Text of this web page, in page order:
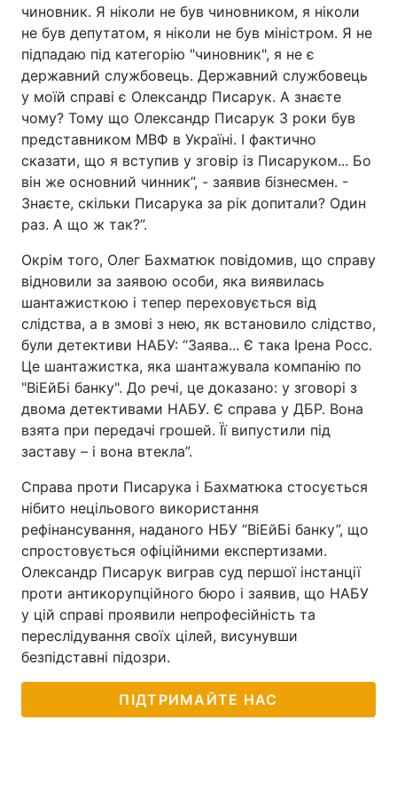
чиновник. Я ніколи не був чиновником, я ніколи
не був депутатом, я ніколи не був міністром. Я не
підпадаю під категорію "чиновник", я не є
державний службовець. Державний службовець
у моїй справі є Олександр Писарук. А знаєте
чому? Тому що Олександр Писарук 3 роки був
представником МВФ в Україні. І фактично
сказати, що я вступив у зговір із Писаруком... Бо
він же основний чинник”, - заявив бізнесмен. -
Знаєте, скільки Писарука за рік допитали? Один
раз. А що ж так?”.
Окрім того, Олег Бахматюк повідомив, що справу
відновили за заявою особи, яка виявилась
шантажисткою і тепер переховується від
слідства, а в змові з нею, як встановило слідство,
були детективи НАБУ: “Заява... Є така Ірена Росс.
Це шантажистка, яка шантажувала компанію по
"ВіЕйБі банку". До речі, це доказано: у зговорі з
двома детективами НАБУ. Є справа у ДБР. Вона
взята при передачі грошей. Її випустили під
заставу – і вона втекла”.
Справа проти Писарука і Бахматюка стосується
нібито нецільового використання
рефінансування, наданого НБУ “ВіЕйБі банку”, що
спростовується офіційними експертизами.
Олександр Писарук виграв суд першої інстанції
проти антикорупційного бюро і заявив, що НАБУ
у цій справі проявили непрофесійність та
переслідування своїх цілей, висунувши
безпідставні підозри.
ПІДТРИМАЙТЕ НАС